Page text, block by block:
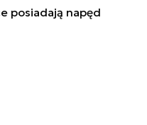
posiadają napęd